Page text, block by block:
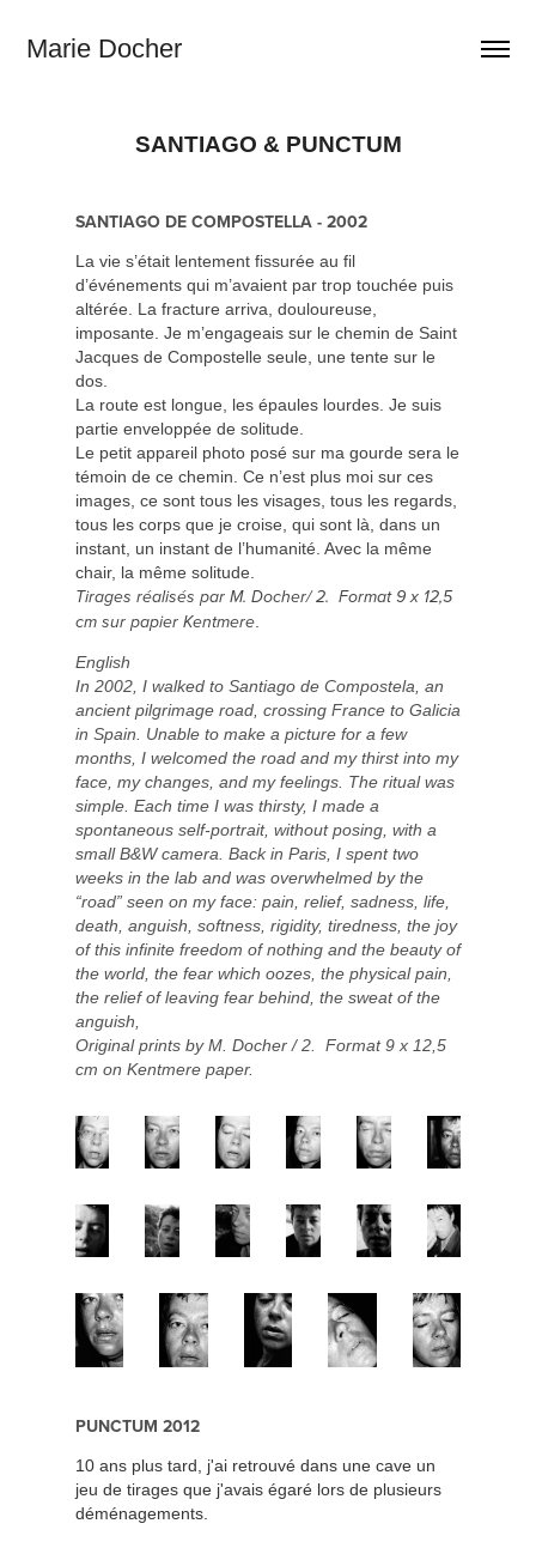
Marie Docher
SANTIAGO & PUNCTUM
SANTIAGO DE COMPOSTELLA- 2002
La vie s’était lentement fissurée au fil
d’événements qui m’avaient par trop touchée puis
altérée. La fracture arriva, douloureuse,
imposante. Je m’engageais sur le chemin de Saint
Jacques de Compostelle seule, une tente sur le
dos.
La route est longue, les épaules lourdes. Je suis
partie enveloppée de solitude.
Le petit appareil photo posé sur ma gourde sera le
témoin de ce chemin. Ce n’est plus moi sur ces
images, ce sont tous les visages, tous les regards,
tous les corps que je croise, qui sont là, dans un
instant, un instant de l’humanité. Avec la même
chair, la même solitude.
Tirages réalisés par M. Docher/ 2. Format 9 x 12,5
cm sur papier Kentmere.
English
In 2002, I walked to Santiago de Compostela, an
ancient pilgrimage road, crossing France to Galicia
in Spain. Unable to make a picture for a few
months, I welcomed the road and my thirst into my
face, my changes, and my feelings. The ritual was
simple. Each time I was thirsty, I made a
spontaneous self-portrait, without posing, with a
small B&W camera. Back in Paris, I spent two
weeks in the lab and was overwhelmed by the
“road” seen on my face: pain, relief, sadness, life,
death, anguish, softness, rigidity, tiredness, the joy
of this infinite freedom of nothing and the beauty of
the world, the fear which oozes, the physical pain,
the relief of leaving fear behind, the sweat of the
anguish,
Original prints by M. Docher / 2. Format 9 x 12,5
cm on Kentmere paper.
PUNCTUM 2012
10 ans plus tard, j'ai retrouvé dans une cave un
jeu de tirages que j'avais égaré lors de plusieurs
déménagements.